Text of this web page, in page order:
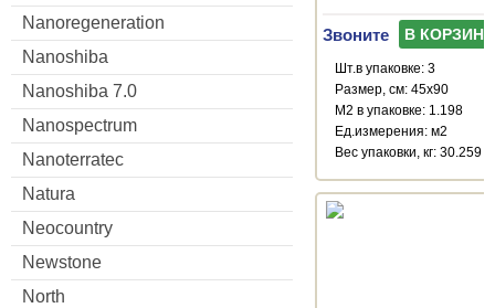
Nanoregeneration
Nanoshiba
Nanoshiba 7.0
Nanospectrum
Nanoterratec
Natura
Neocountry
Newstone
North
Звоните В КОРЗИНУ
Шт.в упаковке: 3
Размер, см: 45x90
М2 в упаковке: 1.198
Ед.измерения: м2
Веc упаковки, кг: 30.259